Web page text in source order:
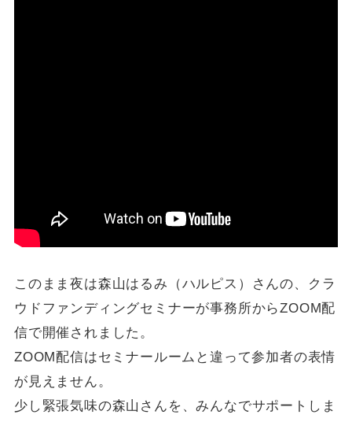
このまま夜は森山はるみ（ハルピス）さんの、クラ
ウドファンディングセミナーが事務所からZOOM配
信で開催されました。
ZOOM配信はセミナールームと違って参加者の表情
が見えません。
少し緊張気味の森山さんを、みんなでサポートしま